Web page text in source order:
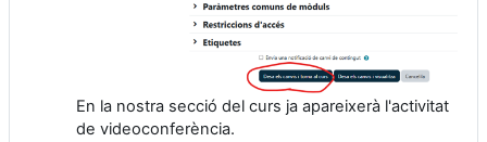
En la nostra secció del curs ja apareixerà l'activitat
de videoconferència.